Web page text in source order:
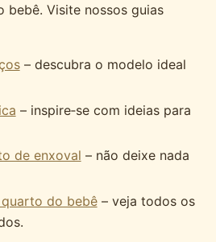
Visite nossos guias
– descubra o modelo ideal
– inspire‑se com ideias para
de enxoval – não deixe nada
do bebê– veja todos os